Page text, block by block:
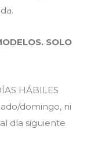
SOLO
HÁBILES
domingo, ni
día siguiente